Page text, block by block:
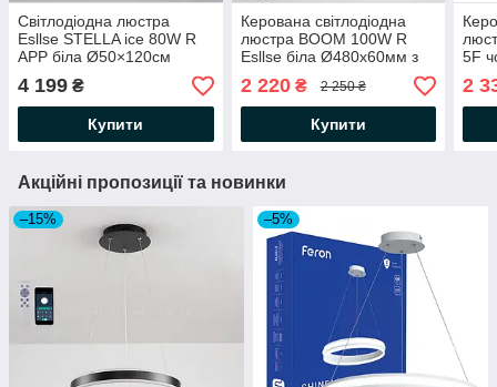
Світлодіодна люстра
Esllse STELLA ice 80W R
APP біла Ø50×120см
підвісна з пультом та
додатком для смартфону
WHITE/CLEAR 220V IP20
4 199 ₴
Купити
Керована світлодіодна
люстра BOOM 100W R
Esllse біла Ø480х60мм з
пультом і додатком для
смартфону APP WHITE
220V IP20
2 220₴ 2 250 ₴
Купити
5F
2
Акційні пропозиції та новинки
–15% –5%